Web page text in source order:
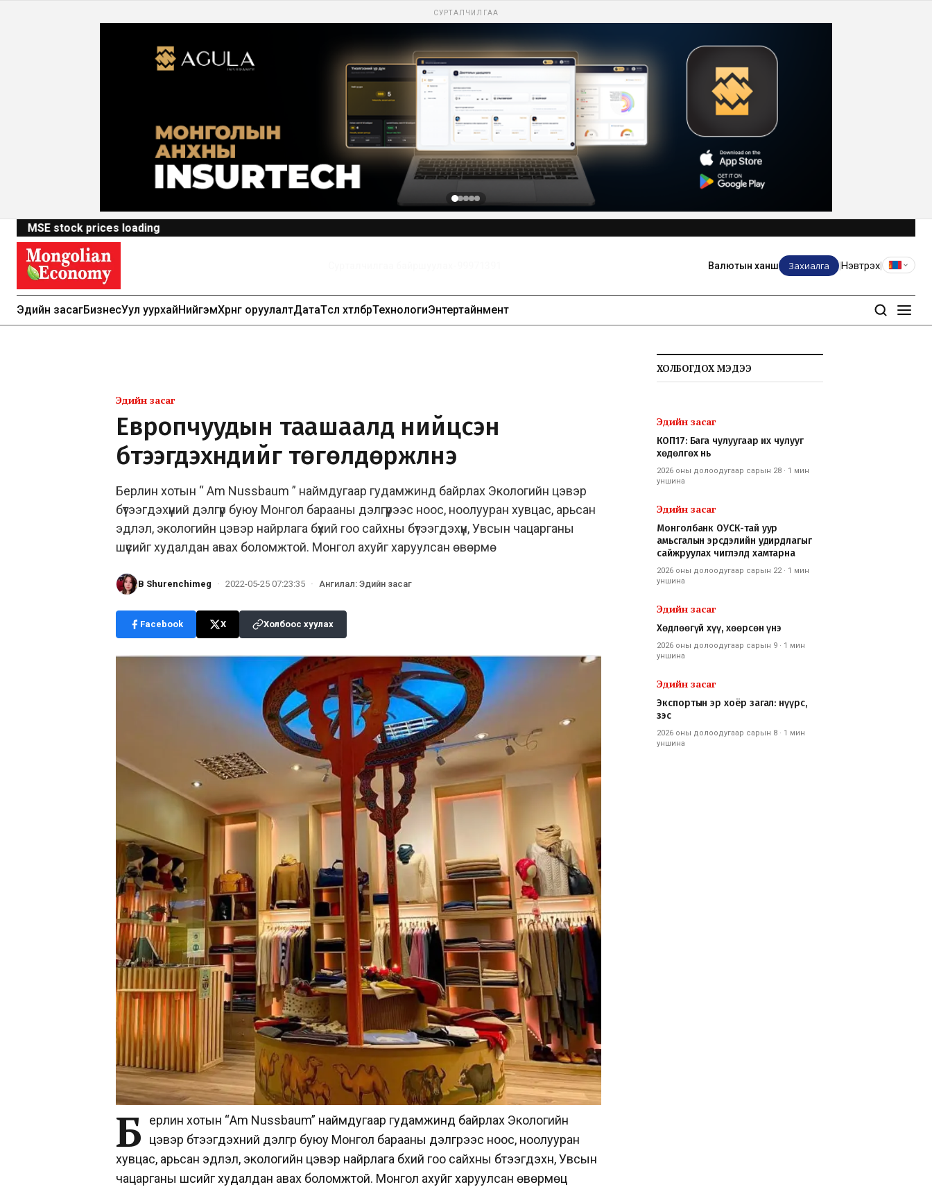
СУРТАЛЧИЛГАА
MSE stock prices loading
Валютын ханш Захиалга Нэвтрэх
Эдийн засагБизнесУул уурхайНийгэмХөрөнгө оруулалтДатаТөсөл хөтөлбөрТехнологиЭнтертайнмент
Эдийн засаг
Европчуудын таашаалд нийцсэн
бүтээгдэхүүнүүдийг төгөлдөржүүлнэ
Берлин хотын “ Am Nussbaum ” наймдугаар гудамжинд байрлах Экологийн цэвэр
бүтээгдэхүүний дэлгүүр буюу Монгол барааны дэлгүүрээс ноос, ноолууран хувцас, арьсан
эдлэл, экологийн цэвэр найрлага бүхий гоо сайхны бүтээгдэхүүн, Увсын чацарганы
шүүсийг худалдан авах боломжтой. Монгол ахуйг харуулсан өвөрмө
B Shurenchimeg · 2022-05-25 07:23:35 · Ангилал: Эдийн засаг
Facebook X Холбоос хуулах
Б ерлин хотын “Am Nussbaum” наймдугаар гудамжинд байрлах Экологийн
цэвэр бүтээгдэхүүний дэлгүүр буюу Монгол барааны дэлгүүрээс ноос, ноолууран
хувцас, арьсан эдлэл, экологийн цэвэр найрлага бүхий гоо сайхны бүтээгдэхүүн, Увсын
чацарганы шүүсийг худалдан авах боломжтой. Монгол ахуйг харуулсан өвөрмөц
ХОЛБОГДОХ МЭДЭЭ
Эдийн засаг
КОП17: Бага чулуугаар их чулууг
хөдөлгөх нь
2026 оны долоодугаар сарын 28 · 1 мин
уншина
Эдийн засаг
Монголбанк ОУСК-тай уур
амьсгалын эрсдэлийн удирдлагыг
сайжруулах чиглэлд хамтарна
2026 оны долоодугаар сарын 22· 1 мин
уншина
Эдийн засаг
Хөдлөөгүй хүү, хөөрсөн үнэ
2026 оны долоодугаар сарын 9 · 1 мин
уншина
Эдийн засаг
Экспортын эр хоёр загал: нүүрс,
зэс
2026 оны долоодугаар сарын 8 · 1 мин
уншина